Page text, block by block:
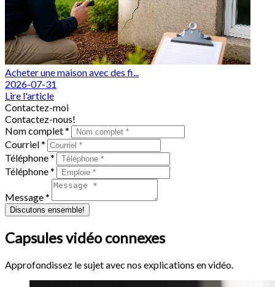
Acheter une maison avec des fi...
2026-07-31
Lire l'article
Contactez-moi
Contactez-nous!
Nom complet *
Courriel *
Téléphone *
Téléphone *
Message *
Discutons ensemble!
Capsules vidéo connexes
Approfondissez le sujet avec nos explications en vidéo.